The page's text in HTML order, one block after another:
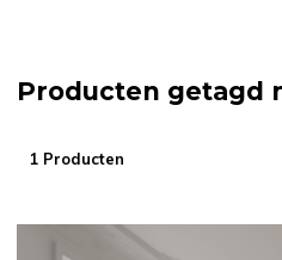
Producten getagd
1 Producten